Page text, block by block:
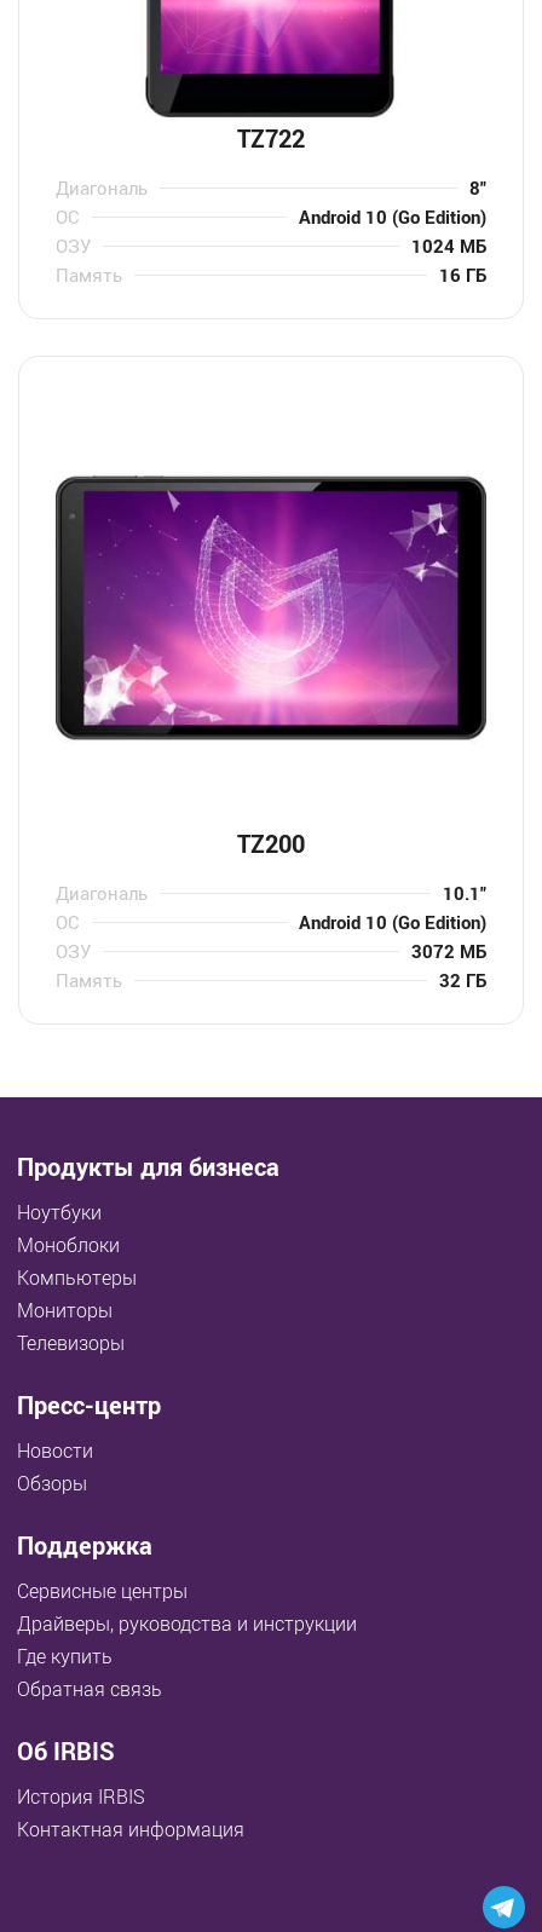
TZ722
Диагональ
8″
ОС
Android 10 (Go Edition)
ОЗУ
1024 МБ
Память
16 ГБ
TZ200
Диагональ
10.1″
ОС
Android 10 (Go Edition)
ОЗУ
3072 МБ
Память
32 ГБ
Продукты для бизнеса
Ноутбуки
Моноблоки
Компьютеры
Мониторы
Телевизоры
Пресс-центр
Новости
Обзоры
Поддержка
Сервисные центры
Драйверы, руководства и инструкции
Где купить
Обратная связь
Об IRBIS
История IRBIS
Контактная информация